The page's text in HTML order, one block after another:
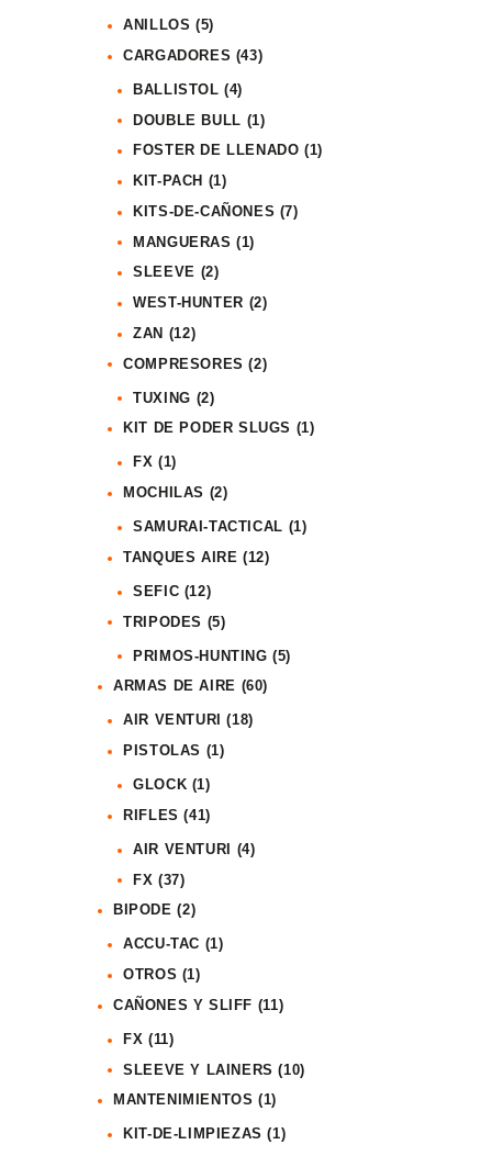
ANILLOS (5)
CARGADORES (43)
BALLISTOL (4)
DOUBLE BULL (1)
FOSTER DE LLENADO (1)
KIT-PACH (1)
KITS-DE-CAÑONES (7)
MANGUERAS (1)
SLEEVE (2)
WEST-HUNTER (2)
ZAN (12)
COMPRESORES (2)
TUXING (2)
KIT DE PODER SLUGS (1)
FX (1)
MOCHILAS (2)
SAMURAI-TACTICAL (1)
TANQUES AIRE (12)
SEFIC (12)
TRIPODES (5)
PRIMOS-HUNTING (5)
ARMAS DE AIRE (60)
AIR VENTURI
(18)
PISTOLAS (1)
GLOCK (1)
RIFLES (41)
AIR VENTURI
(4)
FX (37)
BIPODE (2)
ACCU-TAC (1)
OTROS (1)
CAÑONES Y SLIFF (11)
FX (11)
SLEEVE Y LAINERS (10)
MANTENIMIENTOS (1)
KIT-DE-LIMPIEZAS (1)